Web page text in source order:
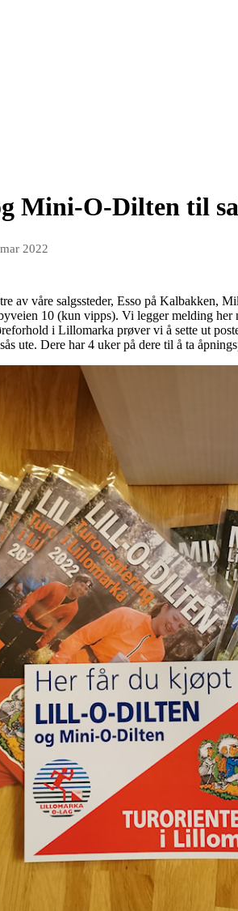
Mini-O-Dilten til
2022
av våre salgssteder, Esso på Kalbakken,
10 (kun vipps). Vi legger melding her
i Lillomarka prøver vi å sette ut
ute. Dere har 4 uker på dere til å ta